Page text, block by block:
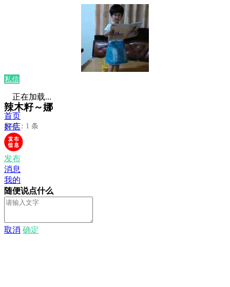
私信
辣木籽～娜
发布：1 条
正在加载...
首页
好店
发布
消息
我的
随便说点什么
取消 确定